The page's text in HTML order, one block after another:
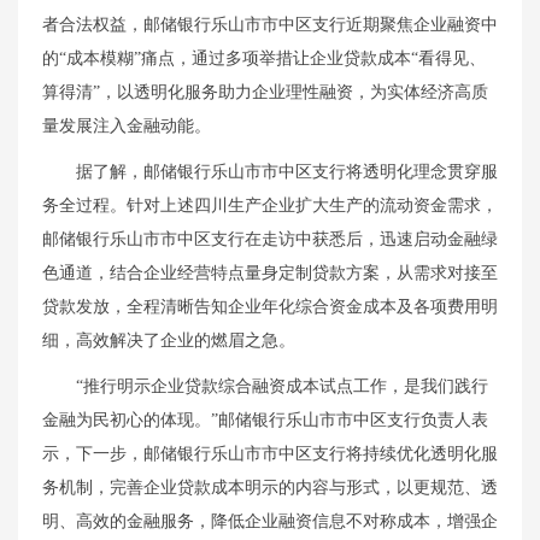
者合法权益，邮储银行乐山市市中区支行近期聚焦企业融资中
的“成本模糊”痛点，通过多项举措让企业贷款成本“看得见、
算得清”，以透明化服务助力企业理性融资，为实体经济高质
量发展注入金融动能。
据了解，邮储银行乐山市市中区支行将透明化理念贯穿服
务全过程。针对上述四川生产企业扩大生产的流动资金需求，
邮储银行乐山市市中区支行在走访中获悉后，迅速启动金融绿
色通道，结合企业经营特点量身定制贷款方案，从需求对接至
贷款发放，全程清晰告知企业年化综合资金成本及各项费用明
细，高效解决了企业的燃眉之急。
“推行明示企业贷款综合融资成本试点工作，是我们践行
金融为民初心的体现。”邮储银行乐山市市中区支行负责人表
示，下一步，邮储银行乐山市市中区支行将持续优化透明化服
务机制，完善企业贷款成本明示的内容与形式，以更规范、透
明、高效的金融服务，降低企业融资信息不对称成本，增强企